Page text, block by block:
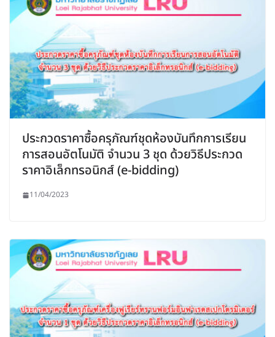
ประกวดราคาซื้อครุภัณฑ์ชุดห้องบันทึกการเรียน
การสอนอัตโนมัติ จำนวน 3 ชุด ด้วยวิธีประกวด
ราคาอิเล็กทรอนิกส์ (e-bidding)
11/04/2023